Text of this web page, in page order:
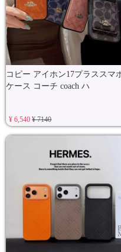
コピー アイホン17プラススマ
ケース コーチ coach ハ
¥ 6,540¥ 7140